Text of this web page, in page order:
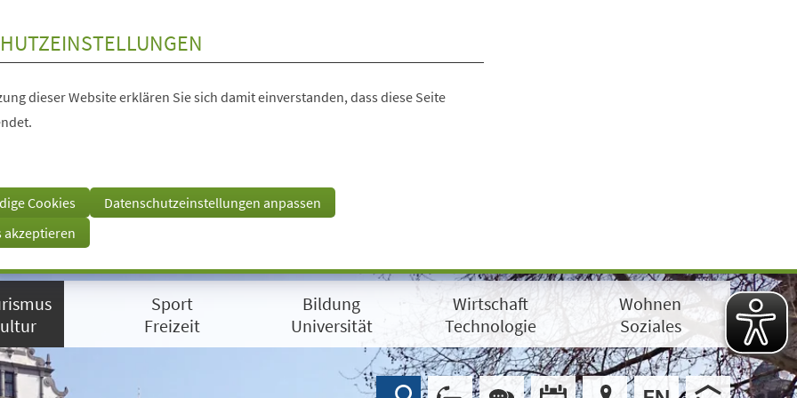
dieser Website erklären Sie sich damit einverstanden, dass diese Seite
Cookies
Datenschutzeinstellungen anpassen
akzeptieren
Sport
Freizeit
Bildung
Universität
Wirtschaft
Technologie
Wohnen
Soziales